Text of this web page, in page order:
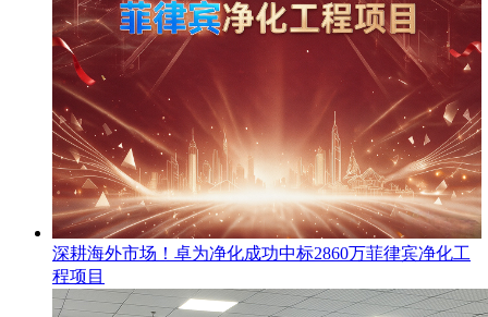
​深耕海外市场！卓为净化成功中标2860万菲律宾净化工
程项目